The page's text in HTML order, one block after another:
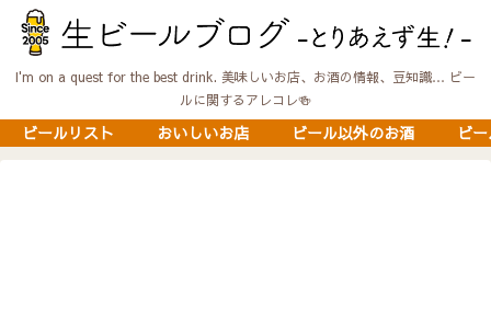
I'm on a quest for the best drink. 美味しいお店、お酒の情報、豆知識… ビー
ルに関するアレコレ🍻
ビールリスト おいしいお店 ビール以外のお酒 ビ